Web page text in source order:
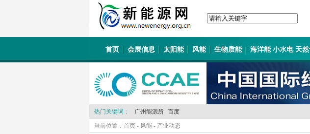
首页 会展信息 太阳能 风能 生物质能 海洋能 小水电 天
热门关键词： 广州能源所 百度
当前位置： 首页 - 风能 - 产业动态